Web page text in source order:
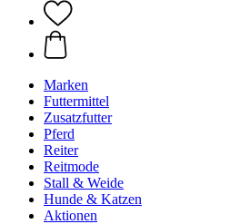
Marken
Futtermittel
Zusatzfutter
Pferd
Reiter
Reitmode
Stall & Weide
Hunde & Katzen
Aktionen